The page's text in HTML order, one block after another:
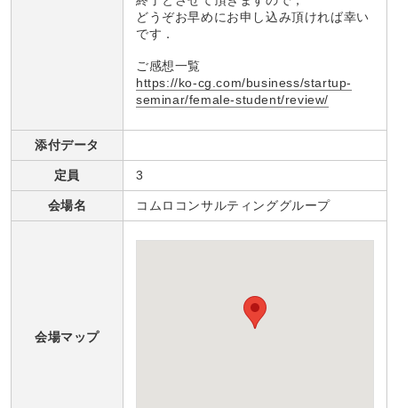
どうぞお早めにお申し込み頂ければ幸い
です．
ご感想一覧
https://ko-cg.com/business/startup-
seminar/female-student/review/
添付データ
定員 3
会場名 コムロコンサルティンググループ
会場マップ